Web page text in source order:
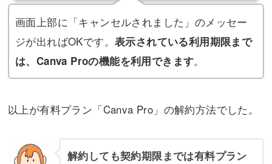
画面上部に「キャンセルされました」のメッセー
ジが出ればOKです。 表示されている利用期限まで
は、Canva Proの機能を利用できます。
以上が有料プラン「Canva Pro」の解約方法でした。
解約しても契約期限までは有料プラン